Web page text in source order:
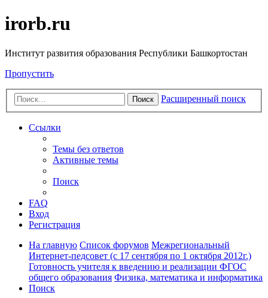
irorb.ru
Институт развития образования Республики Башкортостан
Пропустить
Поиск Расширенный поиск
Ссылки
Темы без ответов
Активные темы
Поиск
FAQ
Вход
Регистрация
На главную Список форумов Межрегиональный
Интернет-педсовет (с 17 сентября по 1 октября 2012г.)
Готовность учителя к введению и реализации ФГОС
общего образования Физика, математика и информатика
Поиск